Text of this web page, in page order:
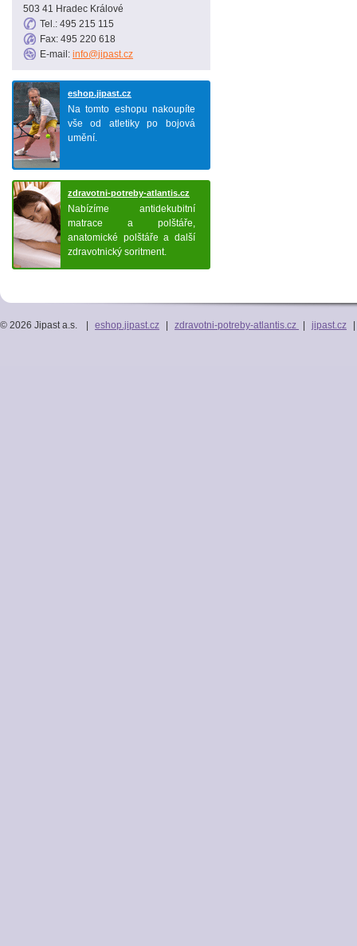
503 41 Hradec Králové
Tel.: 495 215 115
Fax: 495 220 618
E-mail: info@jipast.cz
eshop.jipast.cz
Na tomto eshopu nakoupíte
vše od atletiky po bojová
umění.
zdravotni-potreby-atlantis.cz
Nabízíme antidekubitní
matrace a polštáře,
anatomické polštáře a další
zdravotnický soritment.
eshop.jipast.cz zdravotni-potreby-atlantis.cz jipast.cz
© 2026 Jipast a.s.